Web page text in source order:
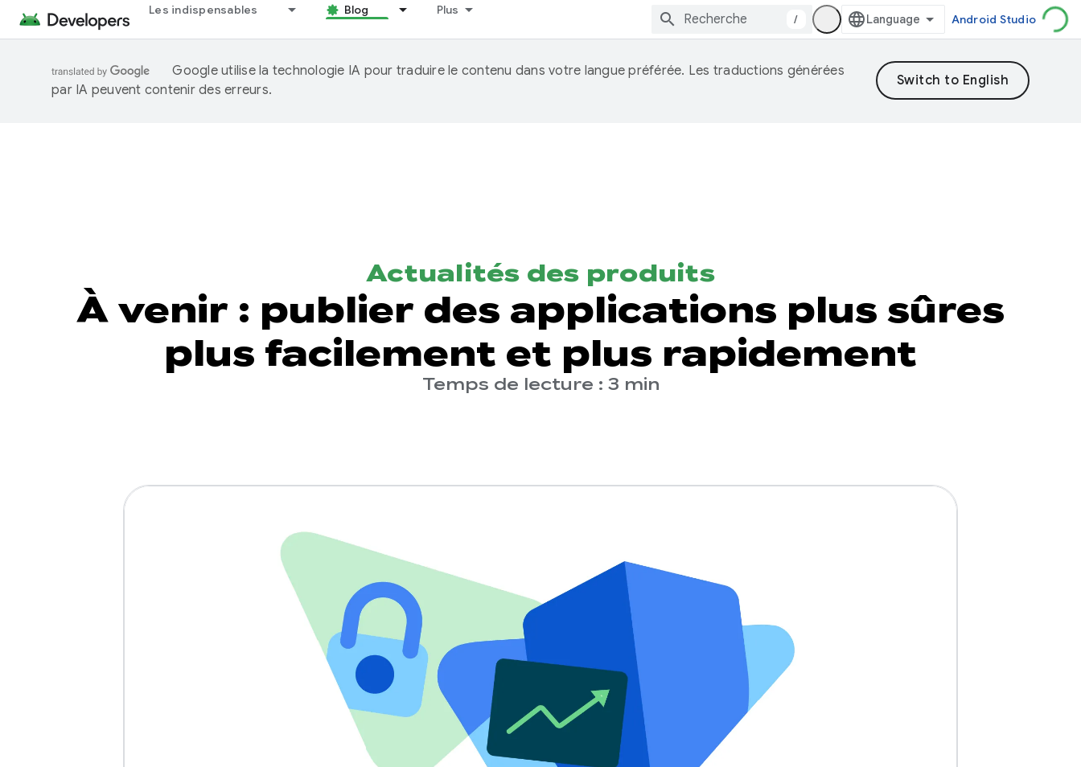
Les indispensables Blog Plus
/ Android Studio
Google utilise la technologie IA pour traduire le contenu dans votre langue préférée. Les traductions générées
par IA peuvent contenir des erreurs.
Actualités des produits
À venir : publier des applications plus sûres
plus facilement et plus rapidement
Temps de lecture : 3 min